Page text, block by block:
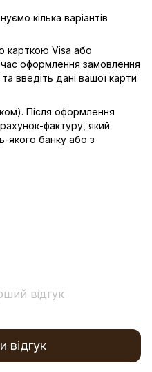
кілька варіантів
карткою Visa або
час оформлення замовлення
введіть дані вашої карти
Після оформлення
фактуру, який
якого банку або з
відгук
відгук